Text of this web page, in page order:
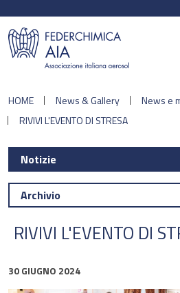
HOME News & Gallery News e
RIVIVI L'EVENTO DI STRESA
Notizie
Archivio
RIVIVI L'EVENTO DI
30 GIUGNO 2024